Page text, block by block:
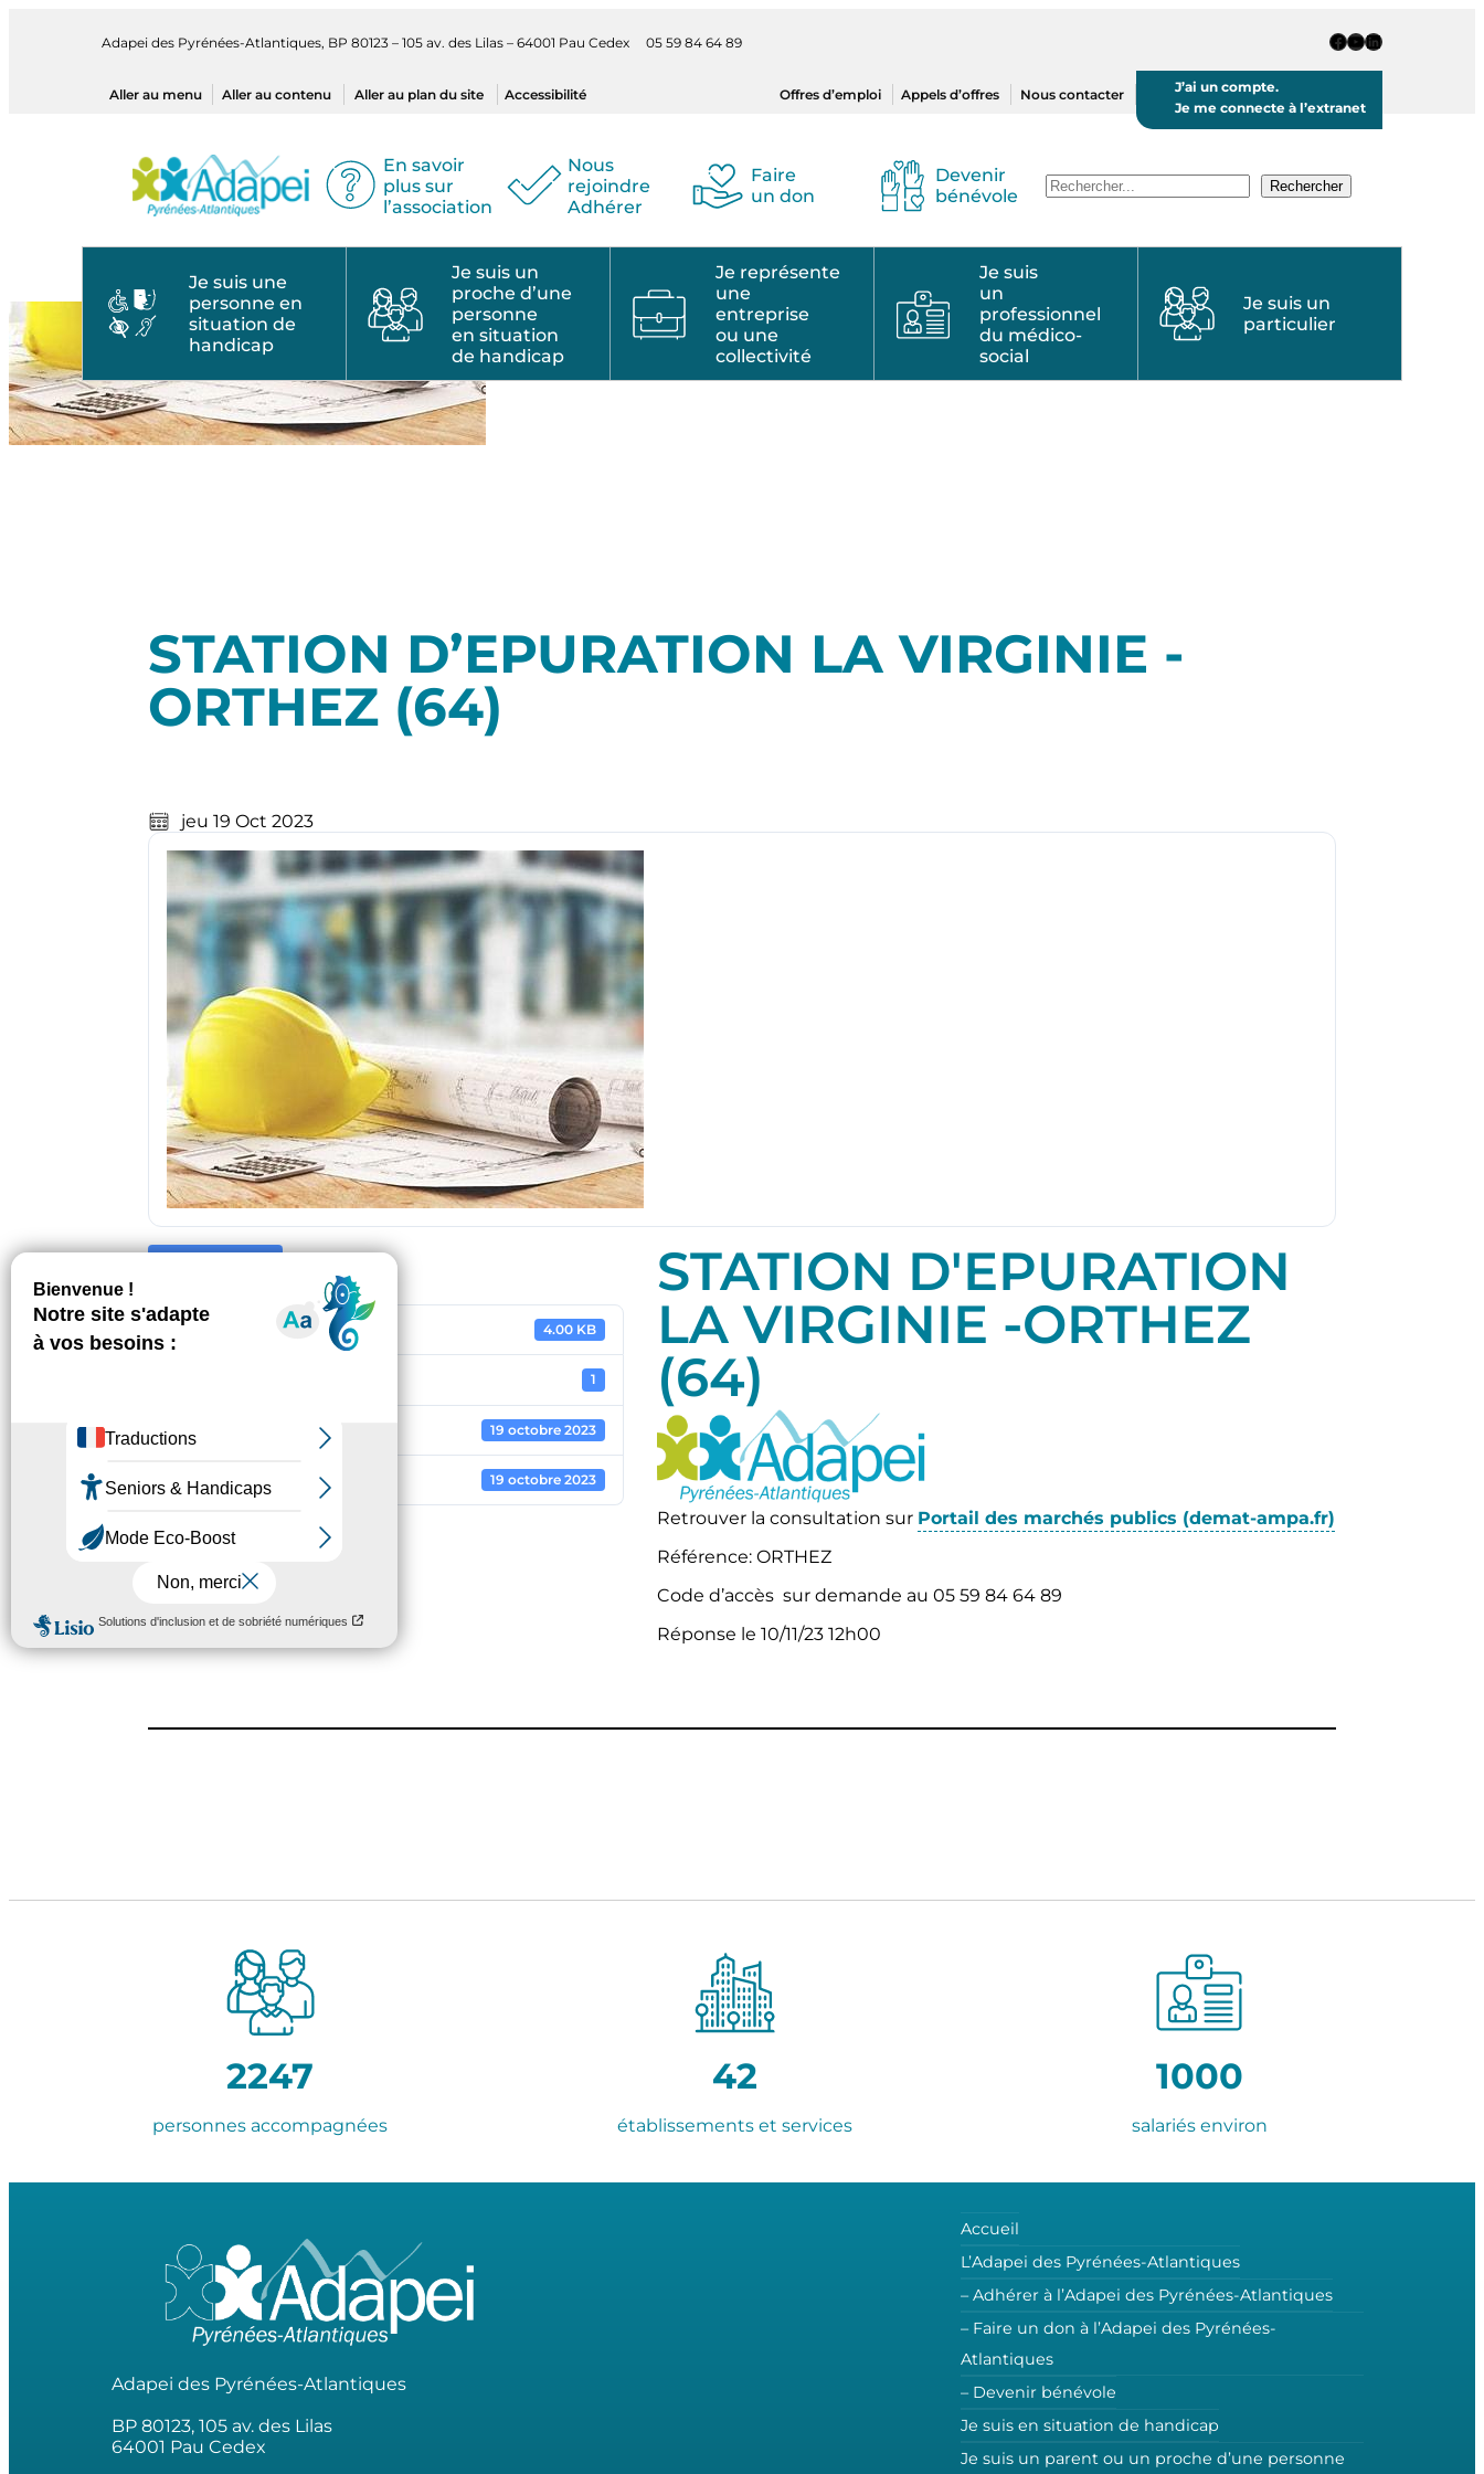
Adapei des Pyrénées-Atlantiques, BP 80123 – 105 av. des Lilas – 64001 Pau Cedex 05 59 84 64 89 Page Facebook
Chaine Youtube
Page LinkedIn
Aller au menu Aller au contenu Aller au plan du site Accessibilité Offres d’emploi Appels d’offres Nous contacter
J’ai un compte.
Je me connecte à l’extranet
En savoir
plus sur
l’association
Nous
rejoindre
Adhérer
Faire
un don
Devenir
bénévole
Recherche Rechercher
Je suis une
personne en
situation de
handicap
Je suis un
proche d’une
personne
en situation
de handicap
Je représente
une
entreprise
ou une
collectivité
Je suis
un
professionnel
du médico-
social
Je suis un
particulier
STATION D’EPURATION LA VIRGINIE -
ORTHEZ (64)
jeu 19 Oct 2023
Taille du fichier 4.00 KB
1
Date de création 19 octobre 2023
Dernière mise à jour 19 octobre 2023
STATION D'EPURATION
LA VIRGINIE -ORTHEZ
(64)
Retrouver la consultation sur Portail des marchés publics (demat-ampa.fr)
Référence: ORTHEZ
Code d’accès sur demande au 05 59 84 64 89
Réponse le 10/11/23 12h00
2247
personnes accompagnées
42
établissements et services
1000
salariés environ
Adapei des Pyrénées-Atlantiques
BP 80123, 105 av. des Lilas
64001 Pau Cedex
Accueil
L’Adapei des Pyrénées-Atlantiques
– Adhérer à l’Adapei des Pyrénées-Atlantiques
– Faire un don à l’Adapei des Pyrénées-
Atlantiques
– Devenir bénévole
Je suis en situation de handicap
Je suis un parent ou un proche d’une personne